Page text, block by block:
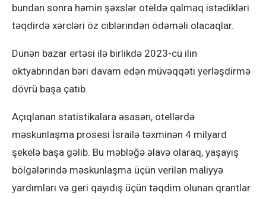
bundan sonra həmin şəxslər oteldə qalmaq istədikləri
təqdirdə xərcləri öz ciblərindən ödəməli olacaqlar.
Dünən bazar ertəsi ilə birlikdə 2023-cü ilin
oktyabrından bəri davam edən müvəqqəti yerləşdirmə
dövrü başa çatıb.
Açıqlanan statistikalara əsasən, otellərdə
məskunlaşma prosesi İsrailə təxminən 4 milyard
şekelə başa gəlib. Bu məbləğə əlavə olaraq, yaşayış
bölgələrində məskunlaşma üçün verilən maliyyə
yardımları və geri qayıdış üçün təqdim olunan qrantlar